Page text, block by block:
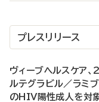
プレスリリース
ヴィーブヘルスケア、
ルテグラビル／ラミ
のHIV陽性成人を対